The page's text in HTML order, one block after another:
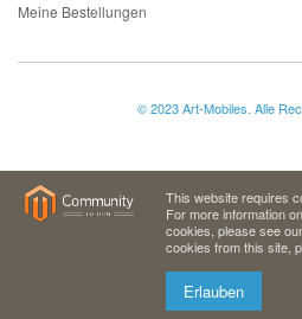
Meine Bestellungen
© 2023 Art-Mobiles. Alle
This website requires
For more information
cookies, please see our
cookies from this site,
Erlauben